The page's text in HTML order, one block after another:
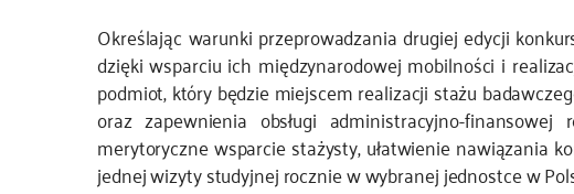
Określając warunki przeprowadzania drugiej edycji
dzięki wsparciu ich międzynarodowej mobilności i
podmiot, który będzie miejscem realizacji stażu
oraz zapewnienia obsługi administracyjno-
merytoryczne wsparcie stażysty, ułatwienie nawiązania
jednej wizyty studyjnej rocznie w wybranej jednostce w